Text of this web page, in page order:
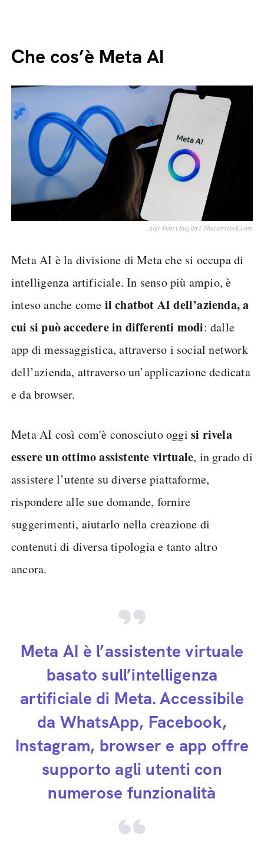
Che cos’è Meta AI
Algi Febri Sugita / Shutterstock.com
Meta AI è la divisione di Meta che si occupa di
intelligenza artificiale. In senso più ampio, è
inteso anche come il chatbot AI dell’azienda, a
cui si può accedere in differenti modi: dalle
app di messaggistica, attraverso i social network
dell’azienda, attraverso un’applicazione dedicata
e da browser.
Meta AI così com'è conosciuto oggi si rivela
essere un ottimo assistente virtuale, in grado di
assistere l’utente su diverse piattaforme,
rispondere alle sue domande, fornire
suggerimenti, aiutarlo nella creazione di
contenuti di diversa tipologia e tanto altro
ancora.
Meta AI è l’assistente virtuale
basato sull’intelligenza
artificiale di Meta. Accessibile
da WhatsApp, Facebook,
Instagram, browser e app offre
supporto agli utenti con
numerose funzionalità